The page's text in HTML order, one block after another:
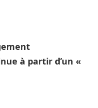
à partir d’un «